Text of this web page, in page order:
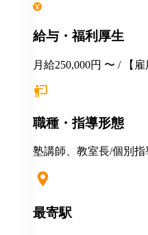
給与・福利厚生
月給250,000円 〜 / 【雇用形態】 ・正社員 ・試用期間6
経験・年齢等を考慮し
400万円（賞与、各種
は、給与規定に基づき
室長の給与平均：月給
災・健康・厚生年金
通費全額支給（規定
職種・指導形態
塾講師、教室長/個別指
最寄駅